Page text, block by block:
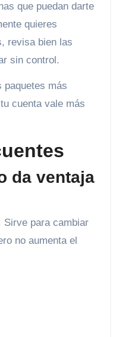
que puedan darte
quieres
revisa bien las
sin control.
paquetes más
cuenta vale más
da ventaja
Sirve para cambiar
no aumenta el